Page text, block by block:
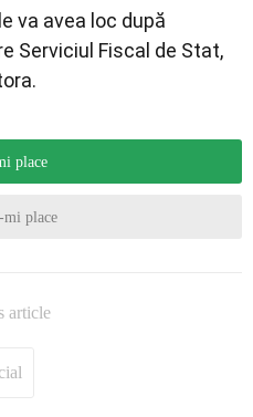
va avea loc după
Serviciul Fiscal de Stat,
place
place
article